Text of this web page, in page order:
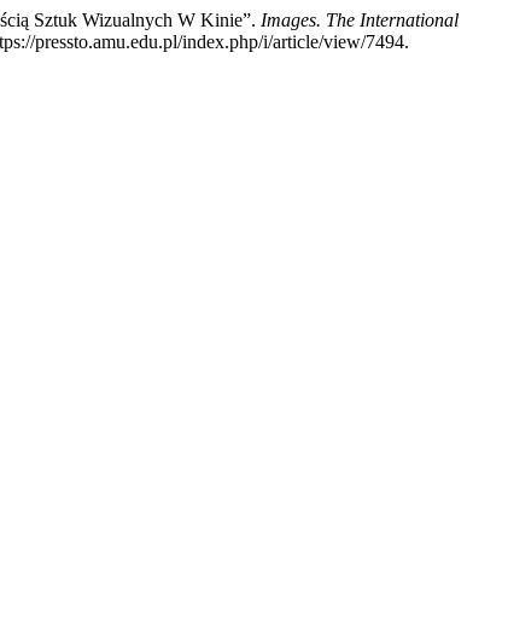
Sztuk Wizualnych W Kinie”. Images. The International
pressto.amu.edu.pl/index.php/i/article/view/7494.